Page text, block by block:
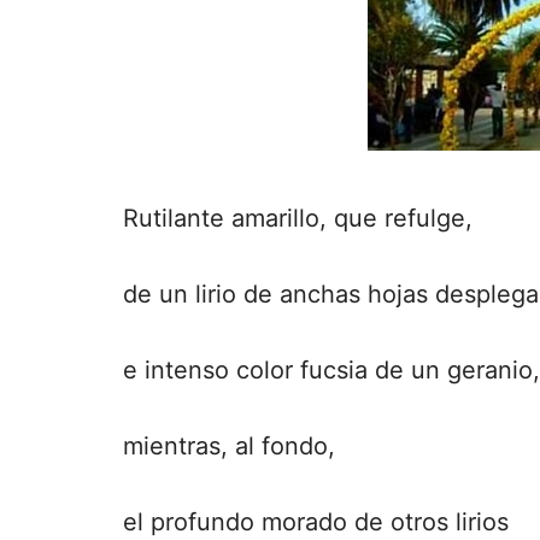
Rutilante amarillo, que refulge,
de un lirio de anchas hojas
e intenso color fucsia de un geranio,
mientras, al fondo,
el profundo morado de otros lirios